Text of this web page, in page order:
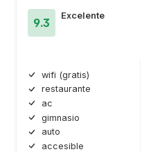
9.3
Excelente
wifi (gratis)
restaurante
ac
gimnasio
auto
accesible